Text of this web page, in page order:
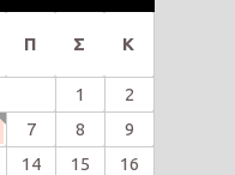
Π Σ Κ
1
2
7 8
9
14 15
16